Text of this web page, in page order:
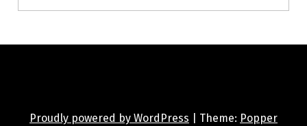
Proudly powered by WordPress Theme: Popper